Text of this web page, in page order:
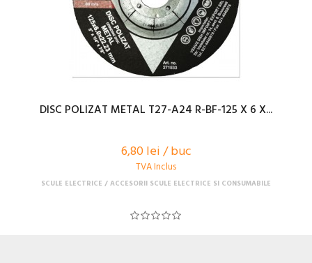
DISC POLIZAT METAL T27-A24 R-BF-125 X 6 X...
6,80 lei / buc
TVA Inclus
SCULE ELECTRICE ACCESORII SCULE ELECTRICE SI CONSUMABILE